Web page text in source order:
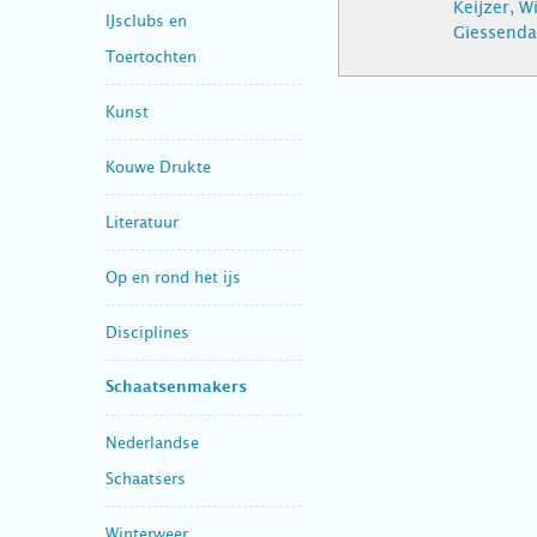
IJsclubs en
Toertochten
Kunst
Kouwe Drukte
Literatuur
Op en rond het ijs
Disciplines
Schaatsenmakers
Nederlandse
Schaatsers
Winterweer
Keijzer,